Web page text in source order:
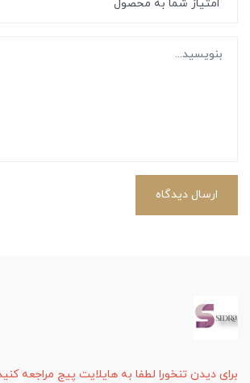
ارسال دیدگاه
برای دیدن تنخورا لطفا به هایلایت پیج مراجعه